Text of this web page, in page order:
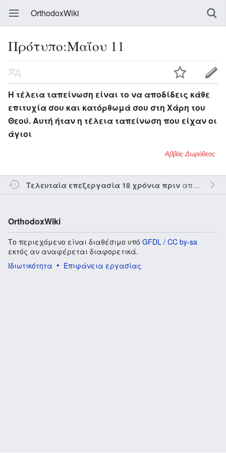
OrthodoxWiki
Πρότυπο:Μαΐου 11
Η τέλεια ταπείνωση είναι το να αποδίδεις κάθε
επιτυχία σου και κατόρθωμά σου στη Χάρη του
Θεού. Αυτή ήταν η τέλεια ταπείνωση που είχαν οι
άγιοι
Αββάς Δωρόθεος
Τελευταία επεξεργασία 18 χρόνια πριναπό τον την
OrthodoxWiki
Το περιεχόμενο είναι διαθέσιμο υπό GFDL / CC by-sa
εκτός αν αναφέρεται διαφορετικά.
Ιδιωτικότητα
Επιφάνεια εργασίας